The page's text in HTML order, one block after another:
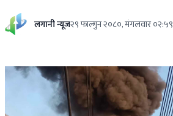
लगानी न्यूज२९ फाल्गुन २०८०, मंगलवार ०२:५९